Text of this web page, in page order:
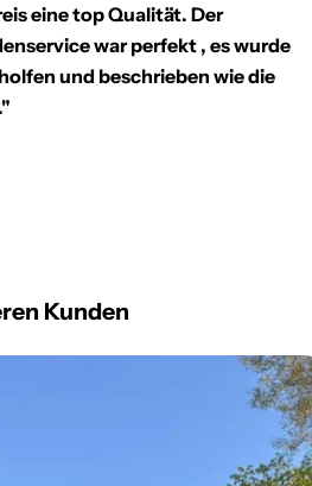
eine top Qualität. Der
war perfekt , es wurde
und beschrieben wie die
Kunden